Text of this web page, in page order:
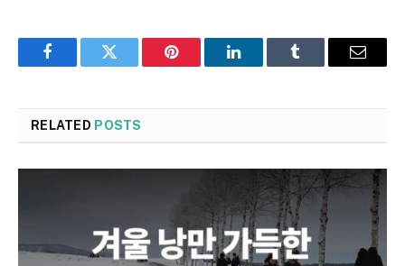
FacebookTwitter Pinterest LinkedInTumblr Email
RELATED POSTS